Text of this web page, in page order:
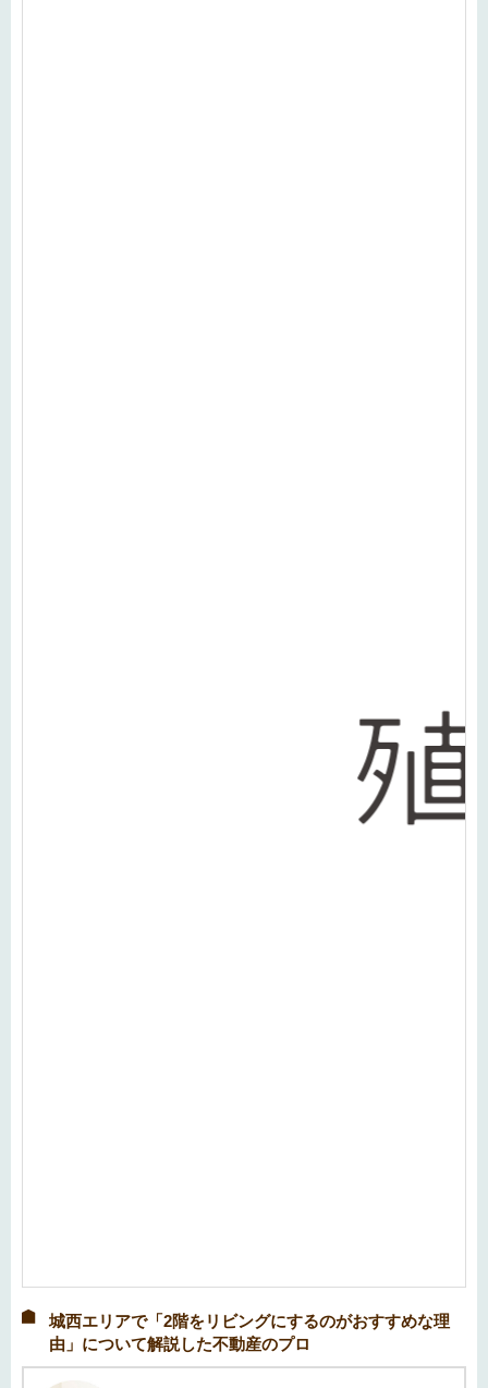
城西エリアで「2階をリビングにするのがおすすめな理
由」について解説した不動産のプロ